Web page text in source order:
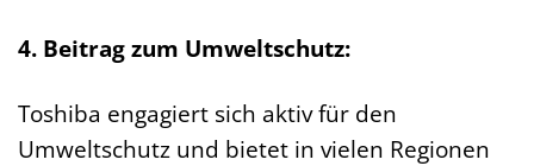
4. Beitrag zum Umweltschutz:
Toshiba engagiert sich aktiv für den
Umweltschutz und bietet in vielen Regionen